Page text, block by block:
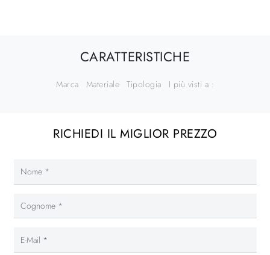
CARATTERISTICHE
Marca Materiale Tipologia I più visti a :
RICHIEDI IL MIGLIOR PREZZO